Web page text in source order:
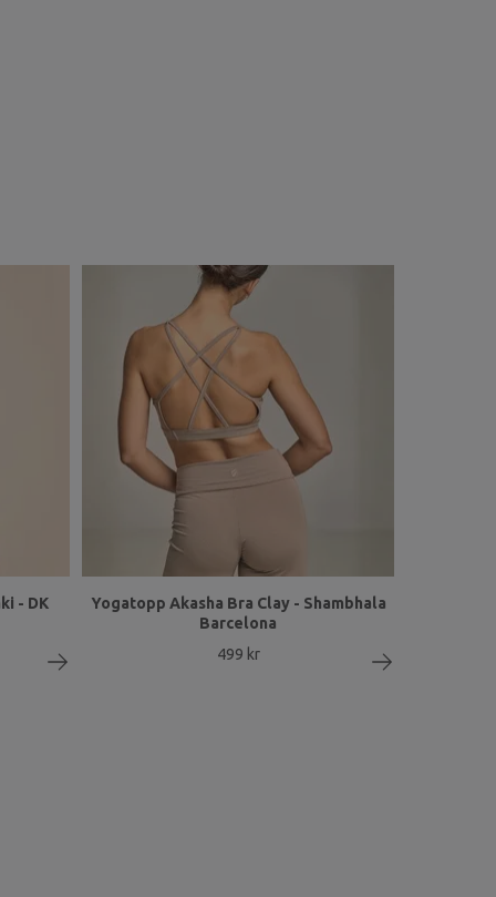
- DK
Yogatopp Akasha Bra Clay - Shambhala
Barcelona
499 kr